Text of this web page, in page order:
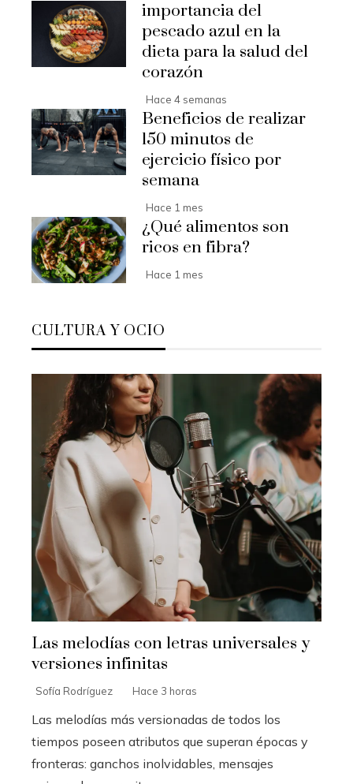
importancia del
pescado azul en la
dieta para la salud del
corazón
Hace 4 semanas
Beneficios de realizar
150 minutos de
ejercicio físico por
semana
Hace 1 mes
¿Qué alimentos son
ricos en fibra?
Hace 1 mes
CULTURA Y OCIO
Las melodías con letras universales y
versiones infinitas
Sofía Rodríguez Hace 3 horas
Las melodías más versionadas de todos los
tiempos poseen atributos que superan épocas y
fronteras: ganchos inolvidables, mensajes